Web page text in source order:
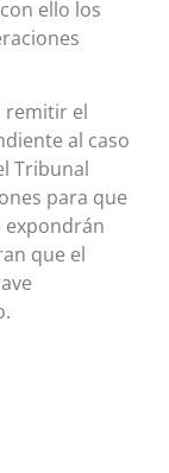
ello los
remitir el
al caso
Tribunal
para que
expondrán
que el